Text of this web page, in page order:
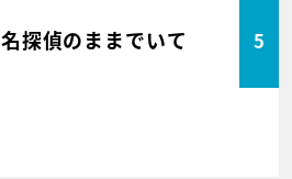
名探偵のままでいて 5